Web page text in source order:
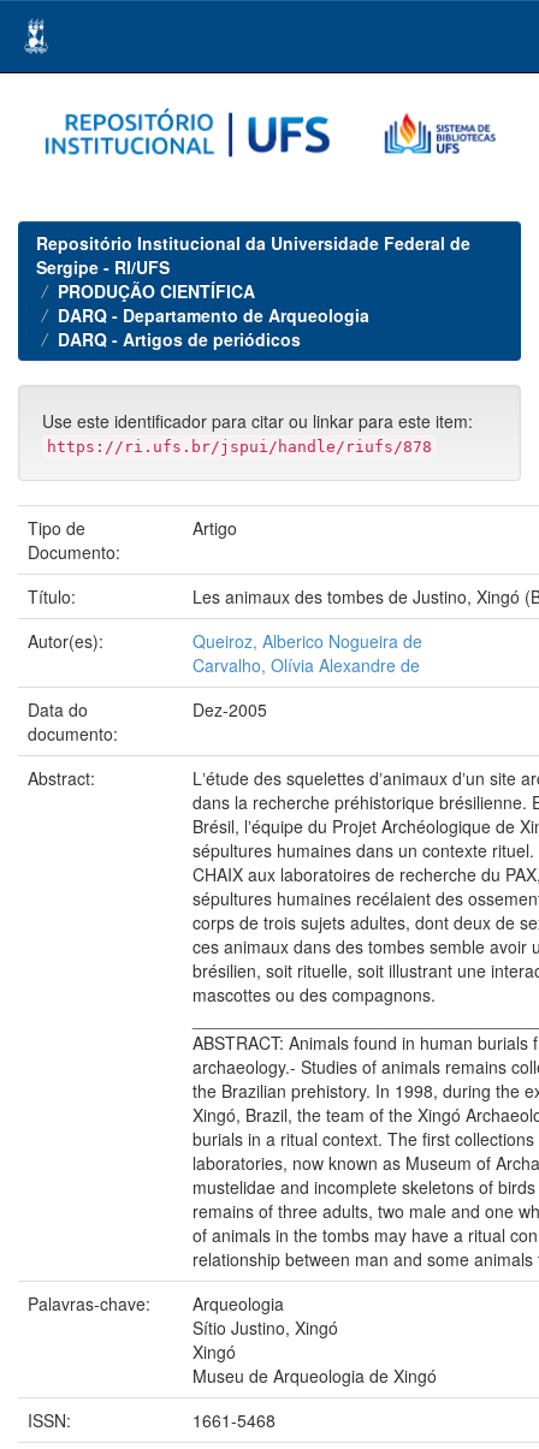
navigation
Repositório Institucional da Universidade Federal de
Sergipe - RI/UFS
PRODUÇÃO CIENTÍFICA
DARQ - Departamento de Arqueologia
DARQ - Artigos de periódicos
Use este identificador para citar ou linkar para este item:
https://ri.ufs.br/jspui/handle/riufs/878
Tipo de
Documento:
Artigo
Título:
Les animaux des tombes de Justino, Xingó
Autor(es):
Queiroz, Alberico Nogueira de
Carvalho, Olívia Alexandre de
Data do
documento:
Dez-2005
Abstract:
Lʼétude des squelettes dʼanimaux dʼun
dans la recherche préhistorique brésilienne.
Brésil, lʼéquipe du Projet Archéologique de
sépultures humaines dans un contexte
CHAIX aux laboratoires de recherche du
sépultures humaines recélaient des
corps de trois sujets adultes, dont deux de
ces animaux dans des tombes semble
brésilien, soit rituelle, soit illustrant une
mascottes ou des compagnons.
ABSTRACT: Animals found in human
archaeology.- Studies of animals remains
the Brazilian prehistory. In 1998, during the
Xingó, Brazil, the team of the Xingó
burials in a ritual context. The first
laboratories, now known as Museum of
mustelidae and incomplete skeletons of
remains of three adults, two male and one
of animals in the tombs may have a ritual
relationship between man and some
Palavras-chave:
Arqueologia
Sítio Justino, Xingó
Xingó
Museu de Arqueologia de Xingó
ISSN:
1661-5468